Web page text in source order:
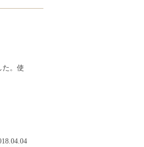
た。使